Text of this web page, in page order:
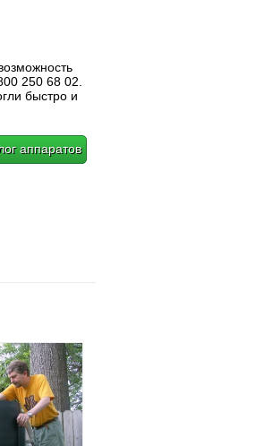
250 68 02.
быстро и
аппаратов